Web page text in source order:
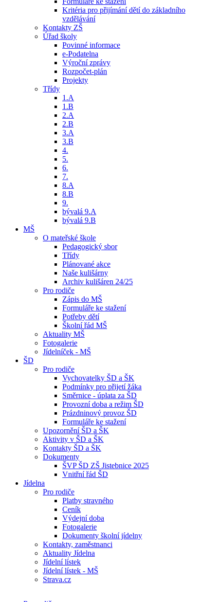
Kritéria pro přijímání dětí do základního
vzdělávání
Kontakty ZŠ
Úřad školy
Povinné informace
e-Podatelna
Výroční zprávy
Rozpočet-plán
Projekty
Třídy
1.A
1.B
2.A
2.B
3.A
3.B
4.
5.
6.
7.
8.A
8.B
9.
bývalá 9.A
bývalá 9.B
MŠ
O mateřské škole
Pedagogický sbor
Třídy
Plánované akce
Naše kulišárny
Archiv kulišáren 24/25
Pro rodiče
Zápis do MŠ
Formuláře ke stažení
Potřeby dětí
Školní řád MŠ
Aktuality MŠ
Fotogalerie
Jídelníček - MŠ
ŠD
Pro rodiče
Vychovatelky ŠD a ŠK
Podmínky pro přijetí žáka
Směrnice - úplata za ŠD
Provozní doba a režim ŠD
Prázdninový provoz ŠD
Formuláře ke stažení
Upozornění ŠD a ŠK
Aktivity v ŠD a ŠK
Kontakty ŠD a ŠK
Dokumenty
ŠVP ŠD ZŠ Jistebnice 2025
Vnitřní řád ŠD
Jídelna
Pro rodiče
Platby stravného
Ceník
Výdejní doba
Fotogalerie
Dokumenty školní jídelny
Kontakty, zaměstnanci
Aktuality Jídelna
Jídelní lístek
Jídelní lístek - MŠ
Strava.cz